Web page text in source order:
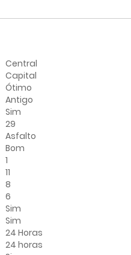
Central
Capital
Ótimo
Antigo
Sim
29
Asfalto
Bom
1
11
8
6
Sim
Sim
24 Horas
24 horas